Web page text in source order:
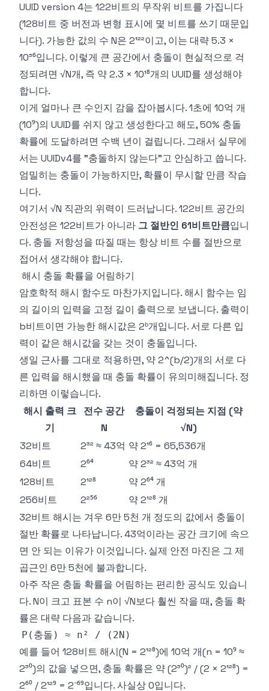
UUID version 4는 122비트의 무작위 비트를 가집니다
(128비트 중 버전과 변형 표시에 몇 비트를 쓰기 때문입
니다). 가능한 값의 수 N은 2¹²²이고, 이는 대략 5.3 ×
10³⁶입니다. 이렇게 큰 공간에서 충돌이 현실적으로 걱
정되려면 √N개, 즉 약 2.3 × 10¹⁸개의 UUID를 생성해야
합니다.
이게 얼마나 큰 수인지 감을 잡아봅시다. 1초에 10억 개
(10⁹)의 UUID를 쉬지 않고 생성한다고 해도, 50% 충돌
확률에 도달하려면 수백 년이 걸립니다. 그래서 실무에
서는 UUIDv4를 "충돌하지 않는다"고 안심하고 씁니다.
엄밀히는 충돌이 가능하지만, 확률이 무시할 만큼 작습
니다.
여기서 √N 직관의 위력이 드러납니다. 122비트 공간의
안전성은 122비트가 아니라 그 절반인 61비트만큼입니
다. 충돌 저항성을 따질 때는 항상 비트 수를 절반으로
접어서 생각해야 합니다.
해시 충돌 확률을 어림하기
암호학적 해시 함수도 마찬가지입니다. 해시 함수는 임
의 길이의 입력을 고정 길이 출력으로 보냅니다. 출력이
b비트이면 가능한 해시값은 2ᵇ개입니다. 서로 다른 입
력이 같은 해시값을 갖는 것이 충돌입니다.
생일 근사를 그대로 적용하면, 약 2^(b/2)개의 서로 다
른 입력을 해시했을 때 충돌 확률이 유의미해집니다. 정
리하면 이렇습니다.
해시 출력 크
기
전수 공간
N
충돌이 걱정되는 지점 (약
√N)
32비트
2³² ≈ 43억 약 2¹⁶ = 65,536개
64비트
2⁶⁴
약 2³² ≈ 43억 개
128비트
2¹²⁸
약 2⁶⁴ 개
256비트
2²⁵⁶
약 2¹²⁸ 개
32비트 해시는 겨우 6만 5천 개 정도의 값에서 충돌이
절반 확률로 나타납니다. 43억이라는 공간 크기에 속으
면 안 되는 이유가 이것입니다. 실제 안전 마진은 그 제
곱근인 6만 5천에 불과합니다.
아주 작은 충돌 확률을 어림하는 편리한 공식도 있습니
다. N이 크고 표본 수 n이 √N보다 훨씬 작을 때, 충돌 확
률은 대략 다음과 같습니다.
예를 들어 128비트 해시(N = 2¹²⁸)에 10억 개(n = 10⁹ ≈
2³⁰)의 값을 넣으면, 충돌 확률은 약 (2³⁰)² / (2 × 2¹²⁸) =
2⁶⁰ / 2¹²⁹ = 2⁻⁶⁹입니다. 사실상 0입니다.